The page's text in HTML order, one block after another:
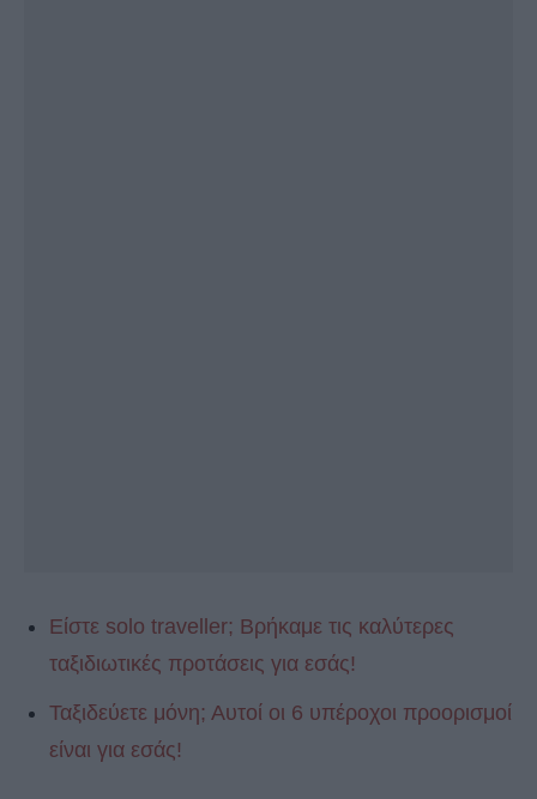
Είστε solo traveller; Βρήκαμε τις καλύτερες
ταξιδιωτικές προτάσεις για εσάς!
Ταξιδεύετε μόνη; Αυτοί οι 6 υπέροχοι προορισμοί
είναι για εσάς!